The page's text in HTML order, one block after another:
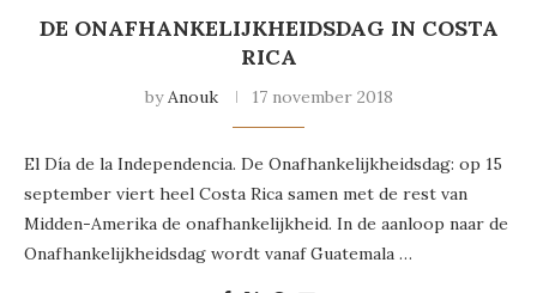
DE ONAFHANKELIJKHEIDSDAG IN COSTA
RICA
byAnouk 17 november 2018
El Día de la Independencia. De Onafhankelijkheidsdag: op 15
september viert heel Costa Rica samen met de rest van
Midden-Amerika de onafhankelijkheid. In de aanloop naar de
Onafhankelijkheidsdag wordt vanaf Guatemala …